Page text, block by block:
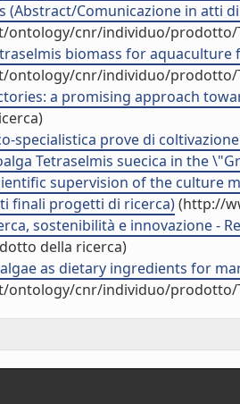
(Abstract/Comunicazione in atti
ontology/cnr/individuo/prodotto/
biomass for
ontology/cnr/individuo/prodotto/
a promising approach
specialistica prove di
Tetraselmis suecica in the
supervision of the culture
finali progetti di ricerca)(http://
sostenibilità e innovazione -
della ricerca)
as dietary ingredients for
ontology/cnr/individuo/prodotto/